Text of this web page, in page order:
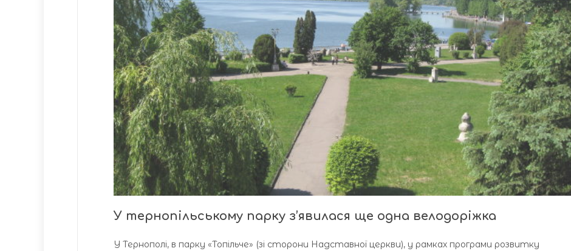
У тернопільському парку з’явилася ще одна велодоріжка
У Тернополі, в парку «Топільче» (зі сторони Надставної церкви), у рамках програми розвитку